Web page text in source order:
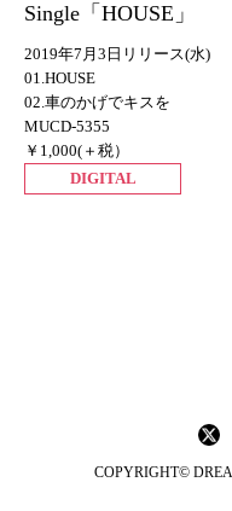
Single「HOUSE」
2019年7月3日リリース(水)
01.HOUSE
02.車のかげでキスを
MUCD-5355
￥1,000(＋税）
DIGITAL
COPYRIGHT©